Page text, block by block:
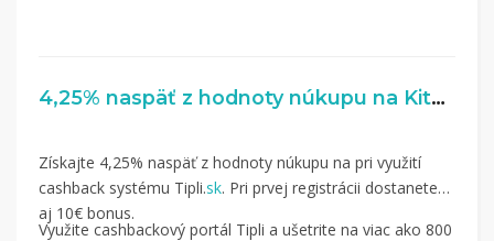
4,25% naspäť z hodnoty núkupu na Kitos.sk
Získajte 4,25% naspäť z hodnoty núkupu na pri využití
cashback systému Tipli.sk. Pri prvej registrácii dostanete
aj 10€ bonus.
Využite cashbackový portál Tipli a ušetrite na viac ako 800